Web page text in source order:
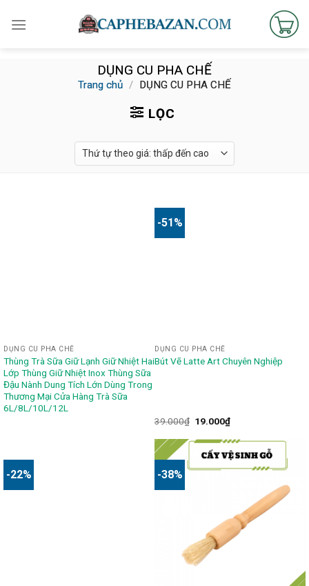
DỤNG CU PHA CHẾ
Trang chủ / DỤNG CU PHA CHẾ
LỌC
DỤNG CU PHA CHẾ
Thùng Trà Sữa Giữ Lạnh Giữ Nhiệt Hai
Lớp Thùng Giữ Nhiệt Inox Thùng Sữa
Đậu Nành Dung Tích Lớn Dùng Trong
Thương Mại Cửa Hàng Trà Sữa
6L/8L/10L/12L
-51%
DỤNG CU PHA CHẾ
Bút Vẽ Latte Art Chuyên Nghiệp
39.000₫ 19.000₫
-22% -38%